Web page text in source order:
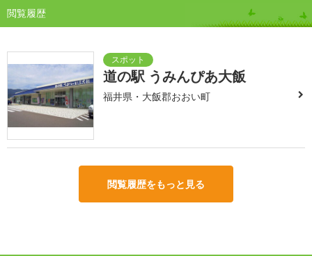
閲覧履歴
道の駅 うみんぴあ大飯
福井県・大飯郡おおい町
閲覧履歴をもっと見る